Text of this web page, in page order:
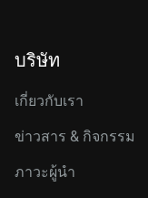
บริษัท
เกี่ยวกับเรา
ข่าวสาร & กิจกรรม
ภาวะผู้นำ